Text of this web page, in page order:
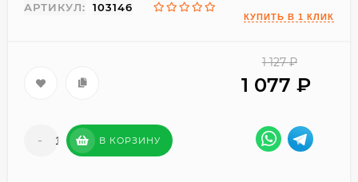
АРТИКУЛ: 103146
1 127 ₽
1 077
- + В КОРЗИНУ